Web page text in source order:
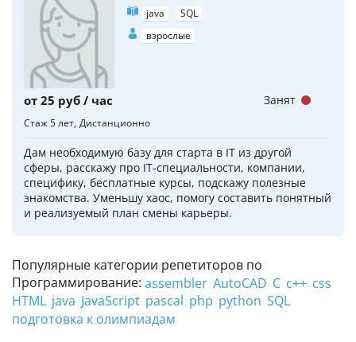
Популярные категории репетиторов по
Программирование: assembler AutoCAD C c++ css
HTML java JavaScript pascal php python SQL
подготовка к олимпиадам
java
SQL
взрослые
от 25 руб / час
Стаж 5 лет Дистанционно
Дам необходимую базу для старта в IT из другой
сферы, расскажу про IT-специальности, компании,
специфику, бесплатные курсы, подскажу полезные
знакомства. Уменьшу хаос, помогу составить понятный
и реализуемый план смены карьеры.
Занят